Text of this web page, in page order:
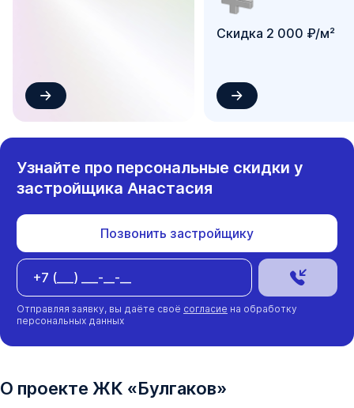
Скидка 2 000 ₽/м²
Узнайте про персональные скидки у
застройщика Анастасия
Позвонить застройщику
Отправляя заявку, вы даёте своё согласие на обработку
персональных данных
О проекте ЖК «Булгаков»